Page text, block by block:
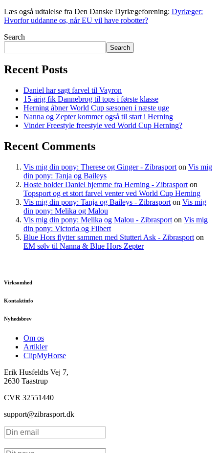
Læs også udtalelse fra Den Danske Dyrlægeforening: Dyrlæger:
Hvorfor uddanne os, når EU vil have robotter?
Search
Search
Recent Posts
Daniel har sagt farvel til Vayron
15-årig fik Dannebrog til tops i første klasse
Herning åbner World Cup sæsonen i næste uge
Nanna og Zepter kommer også til start i Herning
Vinder Freestyle freestyle ved World Cup Herning?
Recent Comments
Vis mig din pony: Therese og Ginger - Zibrasport on Vis mig
din pony: Tanja og Baileys
Hoste holder Daniel hjemme fra Herning - Zibrasport on
Topsport og et stort farvel venter ved World Cup Herning
Vis mig din pony: Tanja og Baileys - Zibrasport on Vis mig
din pony: Melika og Malou
Vis mig din pony: Melika og Malou - Zibrasport on Vis mig
din pony: Victoria og Filbert
Blue Hors flytter sammen med Stutteri Ask - Zibrasport on
EM sølv til Nanna & Blue Hors Zepter
Virksomhed
Kontaktinfo
Nyhedsbrev
Om os
Artikler
ClipMyHorse
Erik Husfeldts Vej 7,
2630 Taastrup
CVR 32551440
support@zibrasport.dk